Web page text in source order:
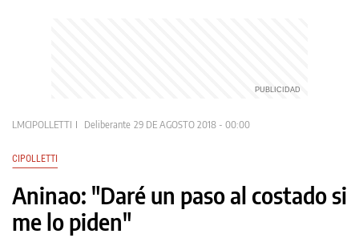
LMCIPOLLETTI Deliberante 29 DE AGOSTO 2018 - 00:00
CIPOLLETTI
Aninao: "Daré un paso al costado si
me lo piden"